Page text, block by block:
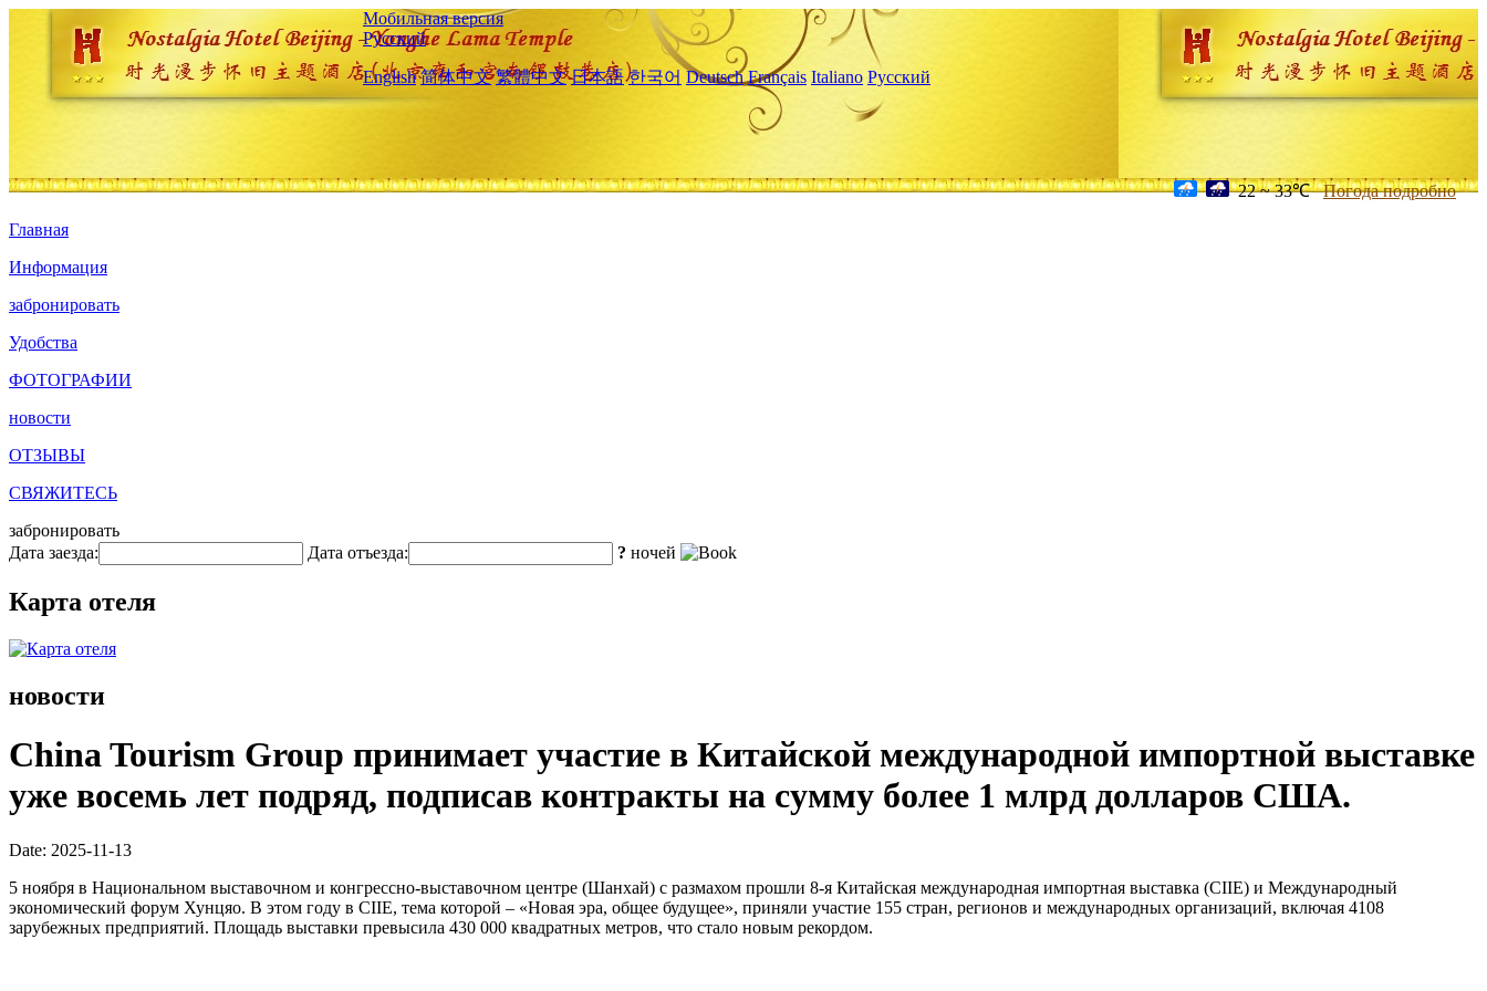
Мобильная версия
Русский
English 简体中文 繁體中文 日本語 한국어 Deutsch Français Italiano Русский
22 ~ 33℃ Погода подробно
Главная
Информация
забронировать
Удобства
ФОТОГРАФИИ
новости
ОТЗЫВЫ
СВЯЖИТЕСЬ
забронировать
Дата заезда:
Дата отъезда: ? ночей
Карта отеля
новости
China Tourism Group принимает участие в Китайской международной импортной выставке
уже восемь лет подряд, подписав контракты на сумму более 1 млрд долларов США.
Date: 2025-11-13
5 ноября в Национальном выставочном и конгрессно-выставочном центре (Шанхай) с размахом прошли 8-я Китайская международная импортная выставка (CIIE) и Международный
экономический форум Хунцяо. В этом году в CIIE, тема которой – «Новая эра, общее будущее», приняли участие 155 стран, регионов и международных организаций, включая 4108
зарубежных предприятий. Площадь выставки превысила 430 000 квадратных метров, что стало новым рекордом.